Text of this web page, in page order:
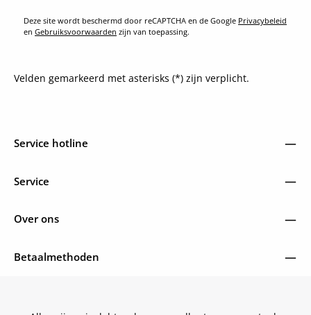
Deze site wordt beschermd door reCAPTCHA en de Google Privacybeleid
en Gebruiksvoorwaarden zijn van toepassing.
Velden gemarkeerd met asterisks (*) zijn verplicht.
Service hotline
Service
Over ons
Betaalmethoden